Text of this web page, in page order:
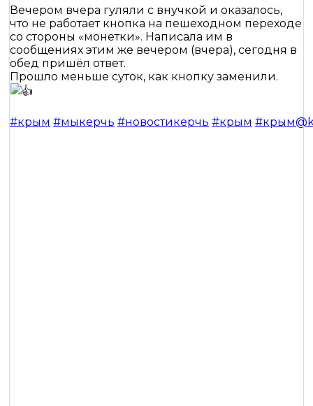
Вечером вчера гуляли с внучкой и оказалось,
что не работает кнопка на пешеходном переходе
со стороны «монетки». Написала им в
сообщениях этим же вечером (вчера), сегодня в
обед пришёл ответ.
Прошло меньше суток, как кнопку заменили.
#крым #мыкерчь #новостикерчь #крым